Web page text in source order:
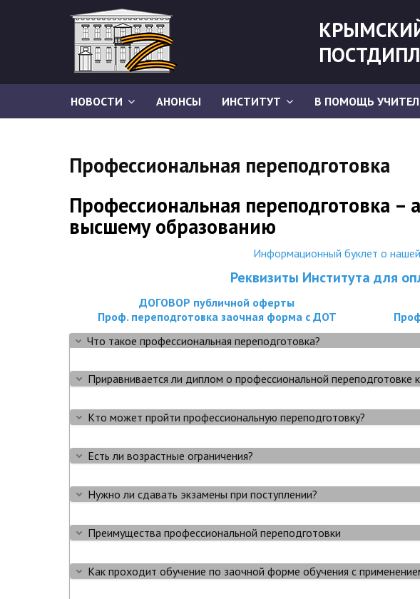
НОВОСТИ АНОНСЫ ИНСТИТУТ В ПОМОЩЬ
Профессиональная переподготовка
Профессиональная переподготовка –
высшему образованию
Информационный буклет о
Реквизиты Института для
ДОГОВОР публичной оферты
Проф. переподготовка заочная форма с ДОТ
Что такое профессиональная переподготовка?
Приравнивается ли диплом о профессиональной переподготовке
Кто может пройти профессиональную переподготовку?
Есть ли возрастные ограничения?
Нужно ли сдавать экзамены при поступлении?
Преимущества профессиональной переподготовки
Как проходит обучение по заочной форме обучения с